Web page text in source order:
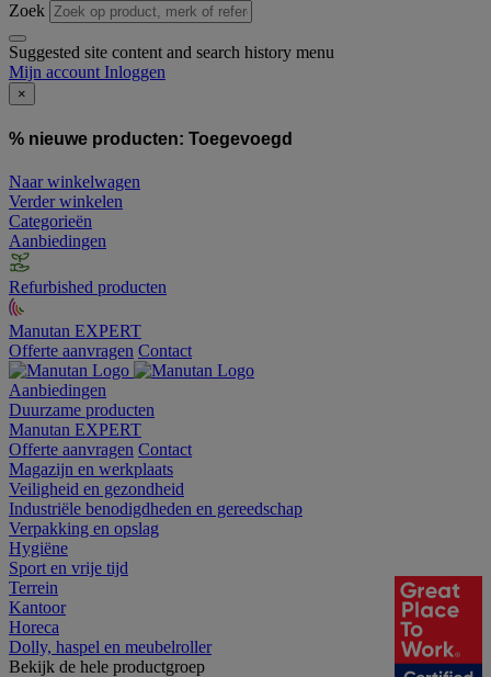
Zoek
Suggested site content and search history menu
Mijn account Inloggen
×
% nieuwe producten: Toegevoegd
Naar winkelwagen
Verder winkelen
Categorieën
Aanbiedingen
Refurbished producten
Manutan EXPERT
Offerte aanvragen Contact
Aanbiedingen
Duurzame producten
Manutan EXPERT
Offerte aanvragen Contact
Magazijn en werkplaats
Veiligheid en gezondheid
Industriële benodigdheden en gereedschap
Verpakking en opslag
Hygiëne
Sport en vrije tijd
Terrein
Kantoor
Horeca
Dolly, haspel en meubelroller
Bekijk de hele productgroep